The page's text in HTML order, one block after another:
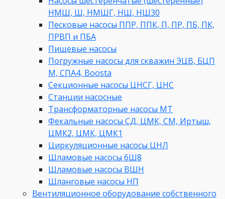
НМШ, Ш, НМШГ, НШ, НШ30
Песковые насосы ППР, ППК, П, ПР, ПБ, ПК,
ПРВП и ПБА
Пищевые насосы
Погружные насосы для скважин ЭЦВ, БЦП
М, СПА4, Boosta
Секционные насосы ЦНСГ, ЦНС
Станции насосные
Трансформаторные насосы МТ
Фекальные насосы СД, ЦМК, СМ, Иртыш,
ЦМК2, ЦМК, ЦМК1
Циркуляционные насосы ЦНЛ
Шламовые насосы 6Ш8
Шламовые насосы ВШН
Шланговые насосы НП
Вентиляционное оборудование собственного